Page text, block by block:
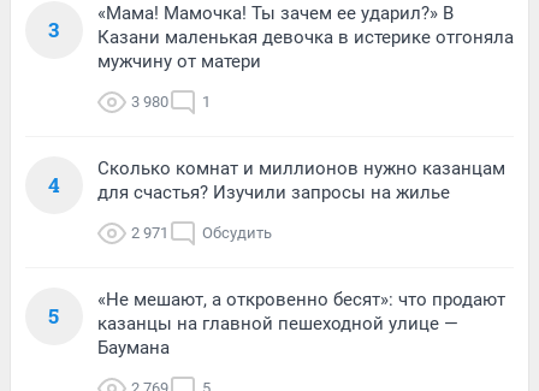
3
«Мама! Мамочка! Ты зачем ее ударил?» В
Казани маленькая девочка в истерике отгоняла
мужчину от матери
3 980 1
4
Сколько комнат и миллионов нужно казанцам
для счастья? Изучили запросы на жилье
2 971 Обсудить
5
«Не мешают, а откровенно бесят»: что продают
казанцы на главной пешеходной улице —
Баумана